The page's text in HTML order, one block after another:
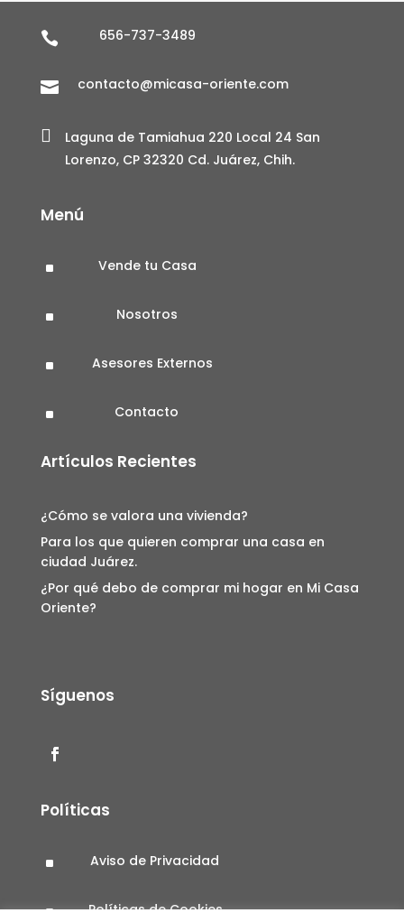
 656-737-3489
 contacto@micasa-oriente.com

Laguna de Tamiahua 220 Local 24 San
Lorenzo, CP 32320 Cd. Juárez, Chih.
Menú
^ Vende tu Casa
^ Nosotros
^ Asesores Externos
^ Contacto
Artículos Recientes
¿Cómo se valora una vivienda?
Para los que quieren comprar una casa en
ciudad Juárez.
¿Por qué debo de comprar mi hogar en Mi Casa
Oriente?
Síguenos
Políticas
^ Aviso de Privacidad